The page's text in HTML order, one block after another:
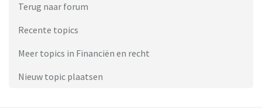
Terug naar forum
Recente topics
Meer topics in Financiën en recht
Nieuw topic plaatsen